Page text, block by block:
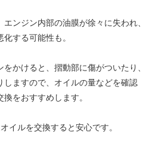
ンジン内部の油膜が徐々に失われ、
する可能性も。
かけると、摺動部に傷がついたり、
ますので、オイルの量などを確認
をおすすめします。
イルを交換すると安心です。